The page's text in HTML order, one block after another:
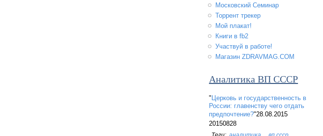
Московский Семинар
Торрент трекер
Мой плакат!
Книги в fb2
Участвуй в работе!
Магазин ZDRAVMAG.COM
Аналитика ВП СССР
" Церковь и государственность в
России: главенству чего отдать
предпочтение?"28.08.2015
20150828